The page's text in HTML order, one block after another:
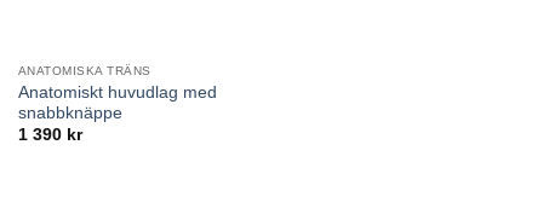
ANATOMISKA TRÄNS
Anatomiskt huvudlag med
snabbknäppe
1 390 kr